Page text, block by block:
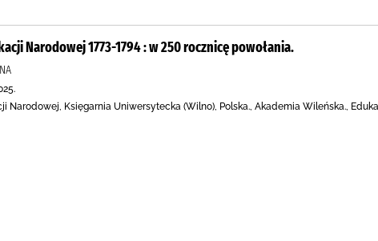
Narodowej 1773-1794 : w 250 rocznicę powołania.
Narodowej, Księgarnia Uniwersytecka (Wilno), Polska., Akademia Wileńska.,